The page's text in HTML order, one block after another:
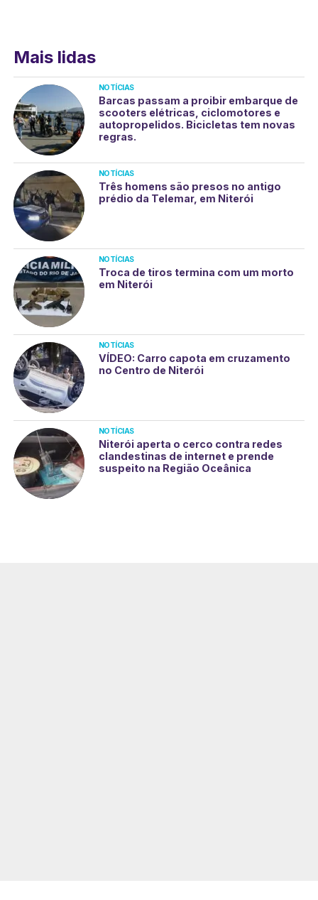
Mais lidas
NOTÍCIAS
Barcas passam a proibir embarque de
scooters elétricas, ciclomotores e
autopropelidos. Bicicletas tem novas
regras.
NOTÍCIAS
Três homens são presos no antigo
prédio da Telemar, em Niterói
NOTÍCIAS
Troca de tiros termina com um morto
em Niterói
NOTÍCIAS
VÍDEO: Carro capota em cruzamento
no Centro de Niterói
NOTÍCIAS
Niterói aperta o cerco contra redes
clandestinas de internet e prende
suspeito na Região Oceânica